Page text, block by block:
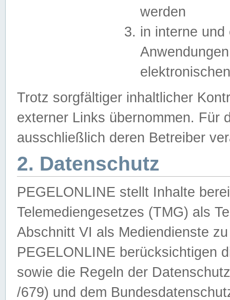
werden
in interne
Trotz sorgfältiger inhaltlicher
externer Links übernommen. Für
ausschließlich deren Betreiber
2. Datenschutz
PEGELONLINE stellt Inhalte
Telemediengesetzes (TMG) als
Abschnitt VI als Mediendienste
PEGELONLINE berücksichtigen
sowie die Regeln der
/679) und dem